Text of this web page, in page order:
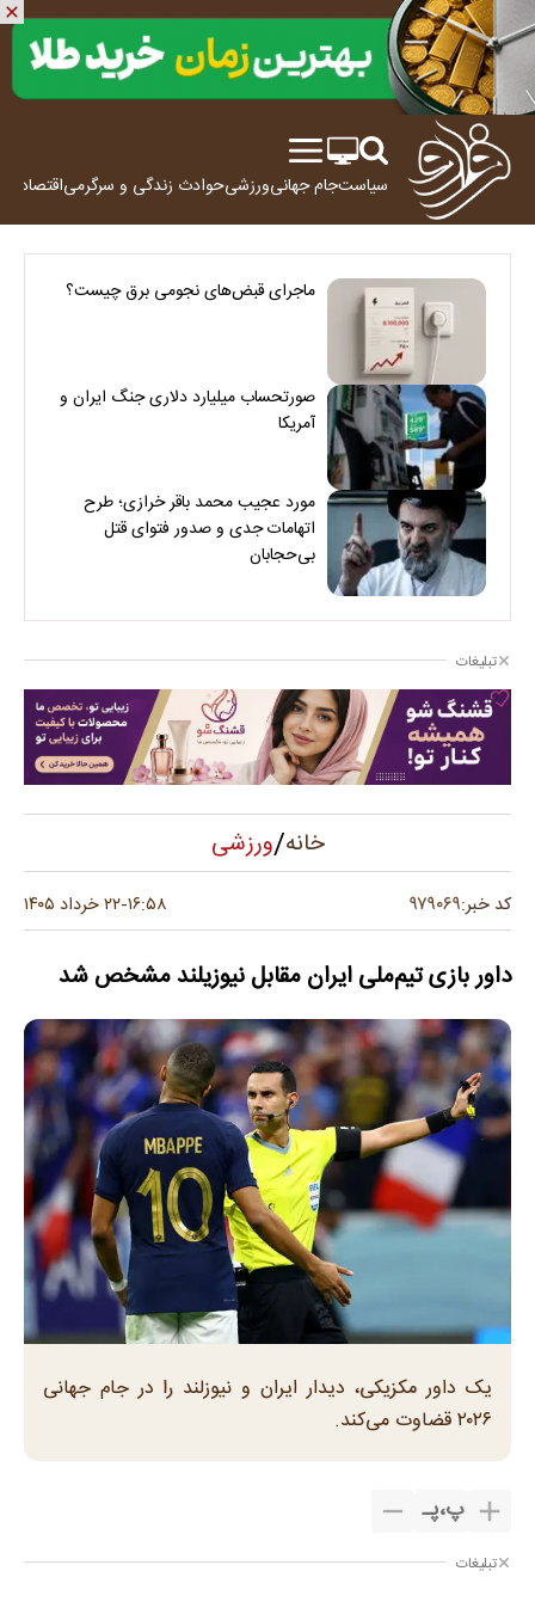
سیاستجام جهانیورزشیحوادث زندگی و سرگرمیاقتصاد
ماجرای قبض‌های نجومی برق چیست؟
صورتحساب میلیارد دلاری جنگ ایران و
آمریکا
مورد عجیب محمد باقر خرازی؛ طرح
اتهامات جدی و صدور فتوای قتل
بی‌حجابان
تبلیغات
خانه/ورزشی
کد خبر:۹۷۹۰۶۹ ۱۶:۵۸-۲۲ خرداد ۱۴۰۵
داور بازی تیم‌ملی ایران مقابل نیوزیلند مشخص شد
یک داور مکزیکی، دیدار ایران و نیوزلند را در جام جهانی
۲۰۲۶ قضاوت می‌کند.
پ،پـ
تبلیغات